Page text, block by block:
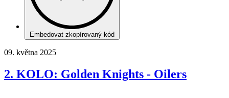
Embedovat zkopírovaný kód
09. května 2025
2. KOLO: Golden Knights - Oilers